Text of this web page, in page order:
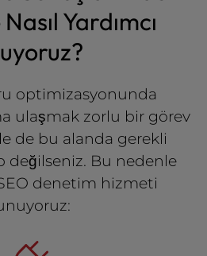
Yardımcı
optimizasyonunda
ulaşmak zorlu bir görev
de bu alanda gerekli
değilseniz. Bu nedenle
denetim hizmeti